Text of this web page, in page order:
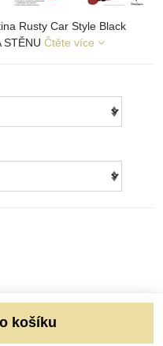
Rusty Car Style Black
STĚNU Čtěte více
Do košíku